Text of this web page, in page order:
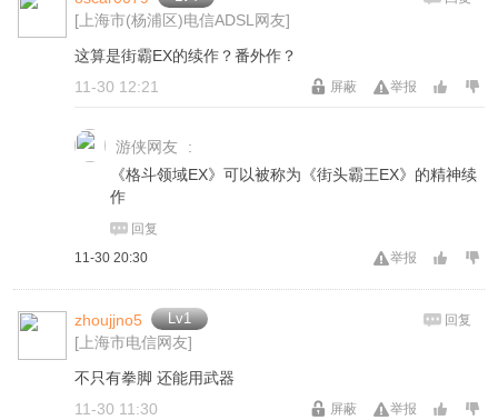
[上海市(杨浦区)电信ADSL网友]
这算是街霸EX的续作？番外作？
举报
屏蔽
11-30 12:21
游侠网友
:
《格斗领域EX》可以被称为《街头霸王EX》的精神续
作
回复
举报
11-30 20:30
zhoujjno5 Lv1
[上海市电信网友]
回复
不只有拳脚 还能用武器
举报
屏蔽
11-30 11:30